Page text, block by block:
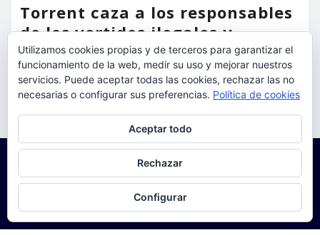
Torrent caza a los responsables
de los vertidos ilegales y
endurece las sanciones
torrent al dia Ago 7, 2026
Utilizamos cookies propias y de terceros para garantizar el
funcionamiento de la web, medir su uso y mejorar nuestros
servicios. Puede aceptar todas las cookies, rechazar las no
necesarias o configurar sus preferencias. Política de cookies
Aceptar todo
Rechazar
Configurar
Para obtener más información, incluido cómo gestionar las cookies,